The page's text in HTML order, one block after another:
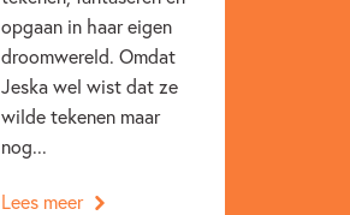
opgaan in haar eigen
droomwereld. Omdat
Jeska wel wist dat ze
wilde tekenen maar
nog...
Lees meer